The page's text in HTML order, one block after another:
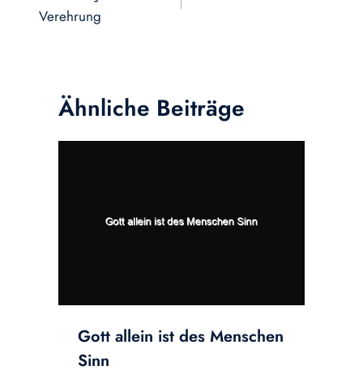
Verehrung
Ähnliche Beiträge
Gott allein ist des Menschen
Sinn